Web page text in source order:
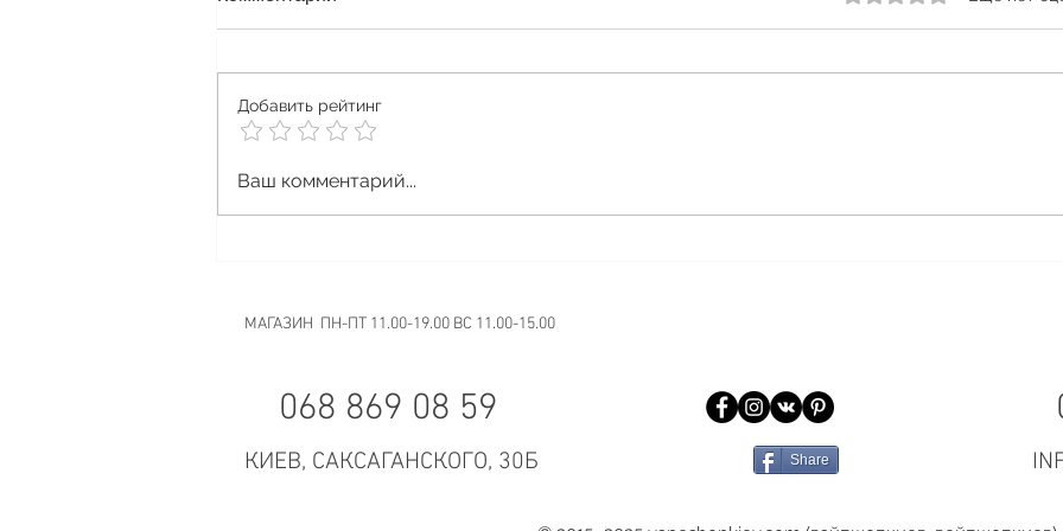
Vape Halloween
Добавить рейтинг
Ваш комментарий...
МАГАЗИН ПН-ПТ 11.00-19.00 ВС 11.00-15.00
068 869 08 59
КИЕВ, САКСАГАНСКОГО, 30Б Share